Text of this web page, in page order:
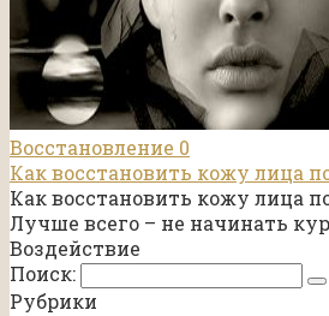
Восстановление 0
Как восстановить кожу лица
Как восстановить кожу лица
Лучше всего – не начинать
Воздействие
Поиск:
Рубрики